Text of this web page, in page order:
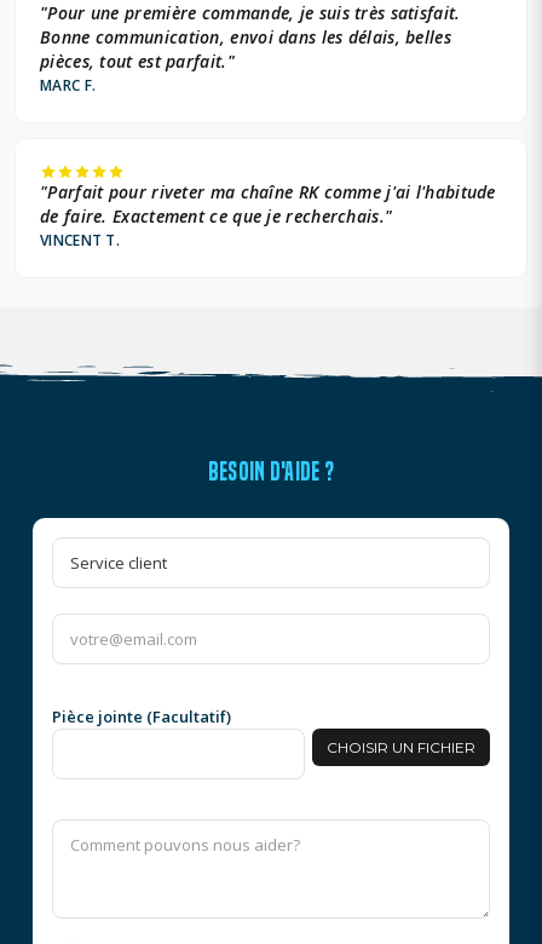
"Pour une première commande, je suis très satisfait.
Bonne communication, envoi dans les délais, belles
pièces, tout est parfait."
MARC F.
"Parfait pour riveter ma chaîne RK comme j'ai l'habitude
de faire. Exactement ce que je recherchais."
VINCENT T.
BESOIN D'AIDE ?
Pièce jointe (Facultatif)
CHOISIR UN FICHIER